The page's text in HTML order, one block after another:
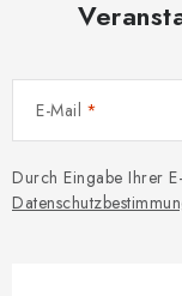
e
E-Mail
Durch Eingabe Ihrer